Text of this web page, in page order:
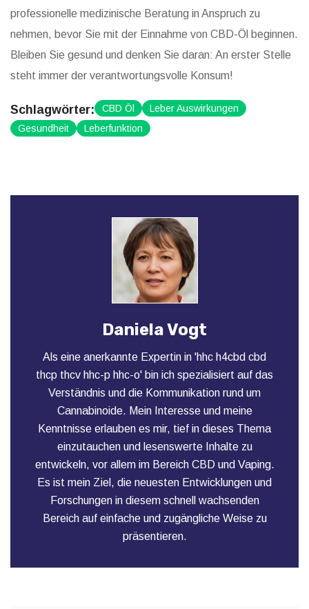
professionelle medizinische Beratung in Anspruch zu
nehmen, bevor Sie mit der Einnahme von CBD-Öl beginnen.
Bleiben Sie gesund und denken Sie daran: An erster Stelle
steht immer der verantwortungsvolle Konsum!
Schlagwörter: CBD Öl
Leber Auswirkungen
Gesundheit
Leberfunktion
Daniela Vogt
Als eine anerkannte Expertin in 'hhc h4cbd cbd
thcp thcv hhc-p hhc-o' bin ich spezialisiert auf das
Verständnis und die Kommunikation rund um
Cannabinoide. Mein Interesse und meine
Kenntnisse erlauben es mir, tief in dieses Thema
einzutauchen und lesenswerte Inhalte zu
entwickeln, vor allem im Bereich CBD und Vaping.
Es ist mein Ziel, die neuesten Entwicklungen und
Forschungen in diesem schnell wachsenden
Bereich auf einfache und zugängliche Weise zu
präsentieren.